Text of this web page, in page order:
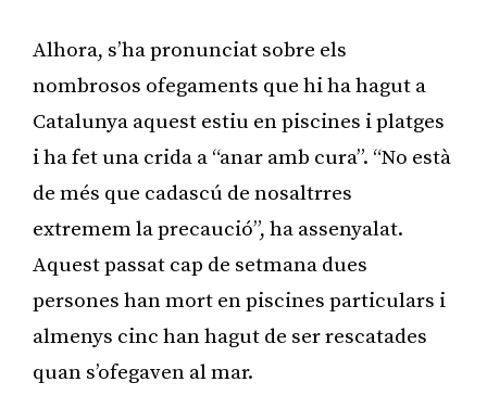
Alhora, s’ha pronunciat sobre els
nombrosos ofegaments que hi ha hagut a
Catalunya aquest estiu en piscines i platges
i ha fet una crida a “anar amb cura”. “No està
de més que cadascú de nosaltrres
extremem la precaució”, ha assenyalat.
Aquest passat cap de setmana dues
persones han mort en piscines particulars i
almenys cinc han hagut de ser rescatades
quan s’ofegaven al mar.